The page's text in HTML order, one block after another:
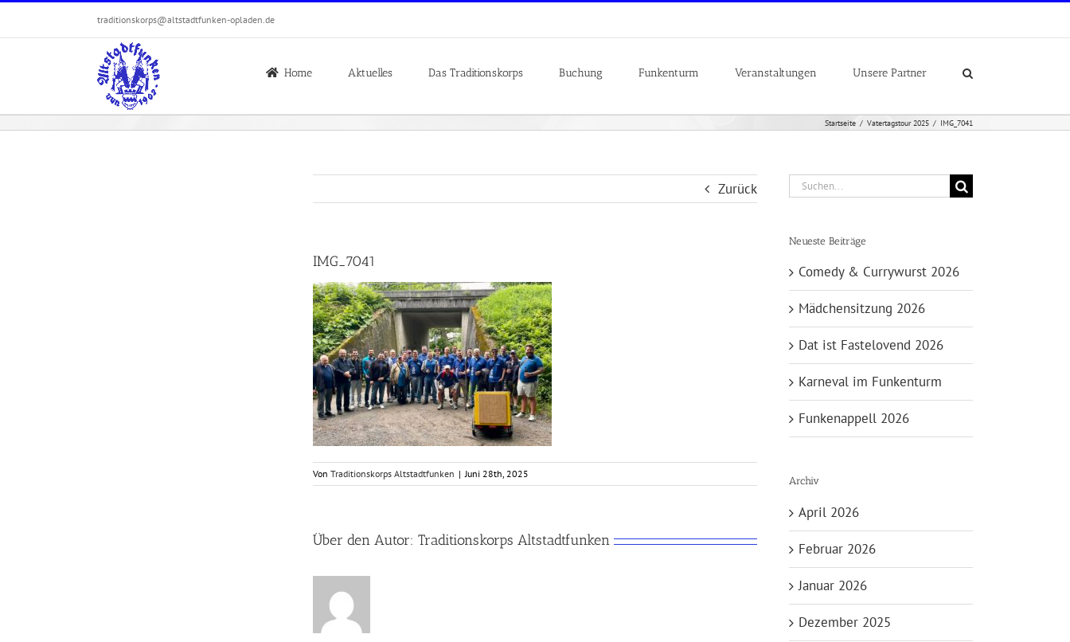
traditionskorps@altstadtfunken-opladen.de
Home Aktuelles Das Traditionskorps Buchung Funkenturm Veranstaltungen Unsere Partner
Startseite Vatertagstour 2025 IMG_7041
Zurück
IMG_7041
Von Traditionskorps Altstadtfunken | Juni 28th, 2025
Über den Autor: Traditionskorps Altstadtfunken
Suche
nach:
Neueste Beiträge
Comedy & Currywurst 2026
Mädchensitzung 2026
Dat ist Fastelovend 2026
Karneval im Funkenturm
Funkenappell 2026
Archiv
April 2026
Februar 2026
Januar 2026
Dezember 2025